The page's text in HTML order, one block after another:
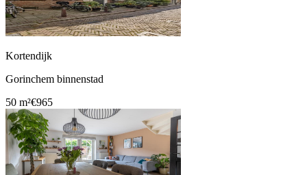
Kortendijk
Gorinchem binnenstad
50 m²€965